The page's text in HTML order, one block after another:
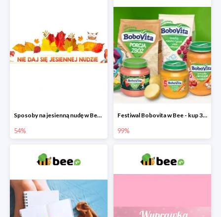
Sposoby na jesienną nudę w Bee do -54%
54%
Festiwal Bobovita w Bee - kup 3 produkty a 4. otrzymasz 99% taniej
99%